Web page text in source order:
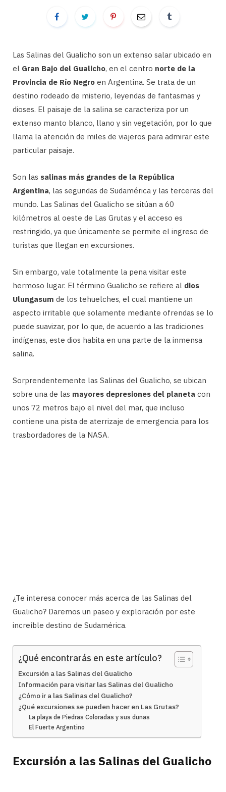
Las Salinas del Gualicho son un extenso salar ubicado en
el Gran Bajo del Gualicho, en el centro norte de la
Provincia de Río Negro en Argentina. Se trata de un
destino rodeado de misterio, leyendas de fantasmas y
dioses. El paisaje de la salina se caracteriza por un
extenso manto blanco, llano y sin vegetación, por lo que
llama la atención de miles de viajeros para admirar este
particular paisaje.
Son las salinas más grandes de la República
Argentina, las segundas de Sudamérica y las terceras del
mundo. Las Salinas del Gualicho se sitúan a 60
kilómetros al oeste de Las Grutas y el acceso es
restringido, ya que únicamente se permite el ingreso de
turistas que llegan en excursiones.
Sin embargo, vale totalmente la pena visitar este
hermoso lugar. El término Gualicho se refiere al dios
Ulungasum de los tehuelches, el cual mantiene un
aspecto irritable que solamente mediante ofrendas se lo
puede suavizar, por lo que, de acuerdo a las tradiciones
indígenas, este dios habita en una parte de la inmensa
salina.
Sorprendentemente las Salinas del Gualicho, se ubican
sobre una de las mayores depresiones del planeta con
unos 72 metros bajo el nivel del mar, que incluso
contiene una pista de aterrizaje de emergencia para los
trasbordadores de la NASA.
¿Te interesa conocer más acerca de las Salinas del
Gualicho? Daremos un paseo y exploración por este
increíble destino de Sudamérica.
¿Qué encontrarás en este artículo?
Excursión a las Salinas del Gualicho
Información para visitar las Salinas del Gualicho
¿Cómo ir a las Salinas del Gualicho?
¿Qué excursiones se pueden hacer en Las Grutas?
La playa de Piedras Coloradas y sus dunas
El Fuerte Argentino
Excursión a las Salinas del Gualicho